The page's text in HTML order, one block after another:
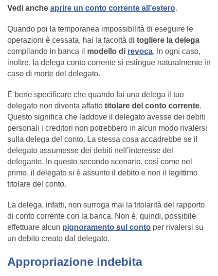
Vedi anche aprire un conto corrente all’estero.
Quando poi la temporanea impossibilità di eseguire le
operazioni è cessata, hai la facoltà di togliere la delega
compilando in banca il modello di revoca. In ogni caso,
inoltre, la delega conto corrente si estingue naturalmente in
caso di morte del delegato.
È bene specificare che quando fai una delega il tuo
delegato non diventa affatto titolare del conto corrente.
Questo significa che laddove il delegato avesse dei debiti
personali i creditori non potrebbero in alcun modo rivalersi
sulla delega del conto. La stessa cosa accadrebbe se il
delegato assumesse dei debiti nell’interesse del
delegante. In questo secondo scenario, così come nel
primo, il delegato si è assunto il debito e non il legittimo
titolare del conto.
La delega, infatti, non surroga mai la titolarità del rapporto
di conto corrente con la banca. Non è, quindi, possibile
effettuare alcun pignoramento sul conto per rivalersi su
un debito creato dal delegato.
Appropriazione indebita